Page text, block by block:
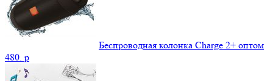
Беспроводная колонка Charge 2+ оптом
480. p